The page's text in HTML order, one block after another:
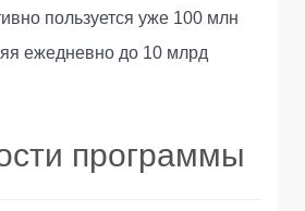
пользуется уже 100 млн
ежедневно до 10 млрд
программы